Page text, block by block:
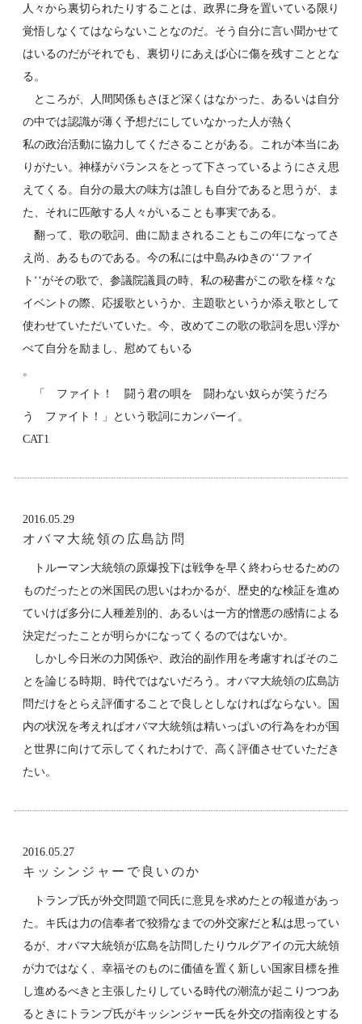
人々から裏切られたりすることは、政界に身を置いている限り
覚悟しなくてはならないことなのだ。そう自分に言い聞かせて
はいるのだがそれでも、裏切りにあえば心に傷を残すこととな
る。
ところが、人間関係もさほど深くはなかった、あるいは自分
の中では認識が薄く予想だにしていなかった人が熱く
私の政治活動に協力してくださることがある。これが本当にあ
りがたい。神様がバランスをとって下さっているようにさえ思
えてくる。自分の最大の味方は誰しも自分であると思うが、ま
た、それに匹敵する人々がいることも事実である。
翻って、歌の歌詞、曲に励まされることもこの年になってさ
え尚、あるものである。今の私には中島みゆきの‘‘ファイ
ト‘‘がその歌で、参議院議員の時、私の秘書がこの歌を様々な
イベントの際、応援歌というか、主題歌というか添え歌として
使わせていただいていた。今、改めてこの歌の歌詞を思い浮か
べて自分を励まし、慰めてもいる
。
「 ファイト！ 闘う君の唄を 闘わない奴らが笑うだろ
う ファイト！」という歌詞にカンパーイ。
CAT1
2016.05.29
オバマ大統領の広島訪問
トルーマン大統領の原爆投下は戦争を早く終わらせるための
ものだったとの米国民の思いはわかるが、歴史的な検証を進め
ていけば多分に人種差別的、あるいは一方的憎悪の感情による
決定だったことが明らかになってくるのではないか。
しかし今日米の力関係や、政治的副作用を考慮すればそのこ
とを論じる時期、時代ではないだろう。オバマ大統領の広島訪
問だけをとらえ評価することで良しとしなければならない。国
内の状況を考えればオバマ大統領は精いっぱいの行為をわが国
と世界に向けて示してくれたわけで、高く評価させていただき
たい。
2016.05.27
キッシンジャーで良いのか
トランプ氏が外交問題で同氏に意見を求めたとの報道があっ
た。キ氏は力の信奉者で狡猾なまでの外交家だと私は思ってい
るが、オバマ大統領が広島を訪問したりウルグアイの元大統領
が力ではなく、幸福そのものに価値を置く新しい国家目標を推
し進めるべきと主張したりしている時代の潮流が起こりつつあ
るときにトランプ氏がキッシンジャー氏を外交の指南役とする